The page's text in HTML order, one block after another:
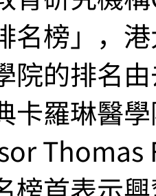
名榜」，
院的排名
卡羅琳醫